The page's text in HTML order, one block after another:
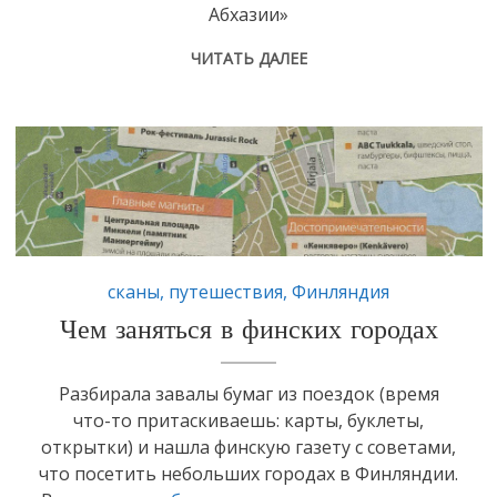
Абхазии»
ЧИТАТЬ ДАЛЕЕ
cканы, путешествия,Финляндия
Чем заняться в финских городах
Разбирала завалы бумаг из поездок (время
что-то притаскиваешь: карты, буклеты,
открытки) и нашла финскую газету с советами,
что посетить небольших городах в Финляндии.